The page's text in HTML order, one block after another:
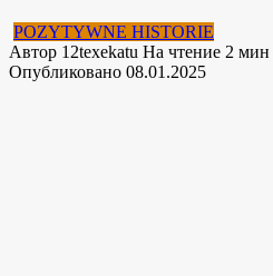
POZYTYWNE HISTORIE
Автор 12texekatu На чтение 2 мин
Опубликовано 08.01.2025